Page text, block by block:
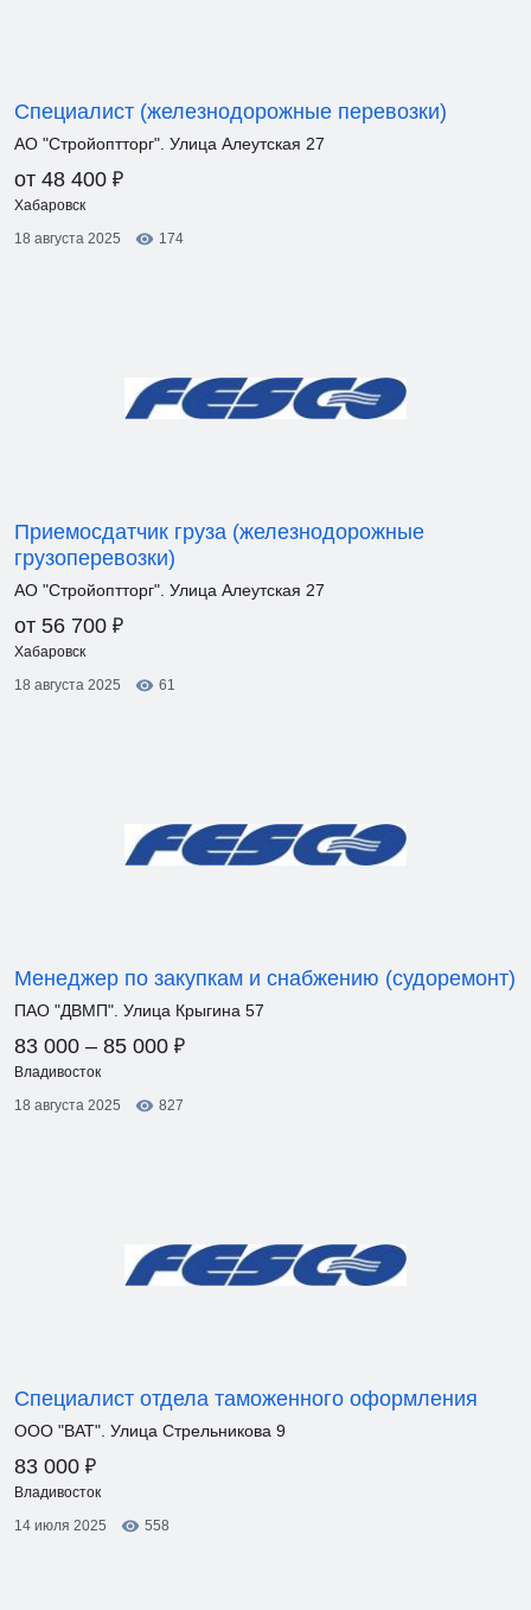
Специалист (железнодорожные перевозки)
АО "Стройоптторг". Улица Алеутская 27
от 48 400 ₽
Хабаровск
18 августа 2025
174
Приемосдатчик груза (железнодорожные
грузоперевозки)
АО "Стройоптторг". Улица Алеутская 27
от 56 700 ₽
Хабаровск
18 августа 2025
61
Менеджер по закупкам и снабжению (судоремонт)
ПАО "ДВМП". Улица Крыгина 57
83 000 – 85 000 ₽
Владивосток
18 августа 2025
827
Специалист отдела таможенного оформления
ООО "ВАТ". Улица Стрельникова 9
83 000 ₽
Владивосток
14 июля 2025
558